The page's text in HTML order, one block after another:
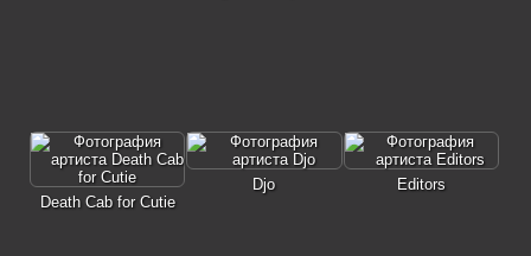
Death Cab for Cutie
Djo Editors